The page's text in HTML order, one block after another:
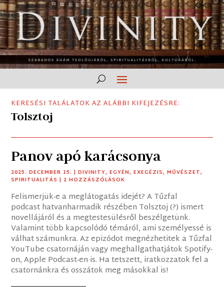
KERESÉSI TALÁLATOK AZ ALÁBBI KIFEJEZÉSRE:
Tolsztoj
Panov apó karácsonya
2025. DECEMBER 15. |DIVINITY,EGYÉN,EXEGÉZIS,MŰVÉSZET,
SPIRITUALITÁS | 2 HOZZÁSZÓLÁSOK
Felismerjük-e a meglátogatás idejét? A Tűzfal
podcast hatvanharmadik részében Tolsztoj (?) ismert
novellájáról és a megtestesülésről beszélgetünk.
Valamint több kapcsolódó témáról, ami személyessé is
válhat számunkra. Az epizódot megnézhetitek a Tűzfal
YouTube csatornáján vagy meghallgathatjátok Spotify-
on, Apple Podcast-en is. Ha tetszett, iratkozzatok fel a
csatornánkra és osszátok meg másokkal is!